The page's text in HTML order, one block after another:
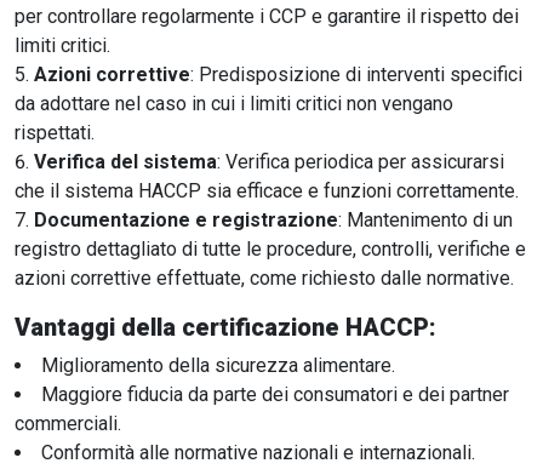
per controllare regolarmente i CCP e garantire il rispetto dei
limiti critici.
Azioni correttive: Predisposizione di interventi specifici
da adottare nel caso in cui i limiti critici non vengano
rispettati.
Verifica del sistema: Verifica periodica per assicurarsi
che il sistema HACCP sia efficace e funzioni correttamente.
Documentazione e registrazione: Mantenimento di un
registro dettagliato di tutte le procedure, controlli, verifiche e
azioni correttive effettuate, come richiesto dalle normative.
Vantaggi della certificazione HACCP:
Miglioramento della sicurezza alimentare.
Maggiore fiducia da parte dei consumatori e dei partner
commerciali.
Conformità alle normative nazionali e internazionali.